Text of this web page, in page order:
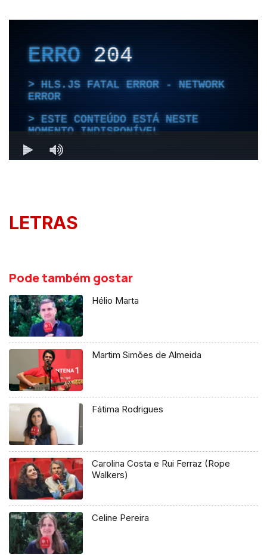
LETRAS
Pode também gostar
Hélio Marta
Martim Simões de Almeida
Fátima Rodrigues
Carolina Costa e Rui Ferraz (Rope
Walkers)
Celine Pereira